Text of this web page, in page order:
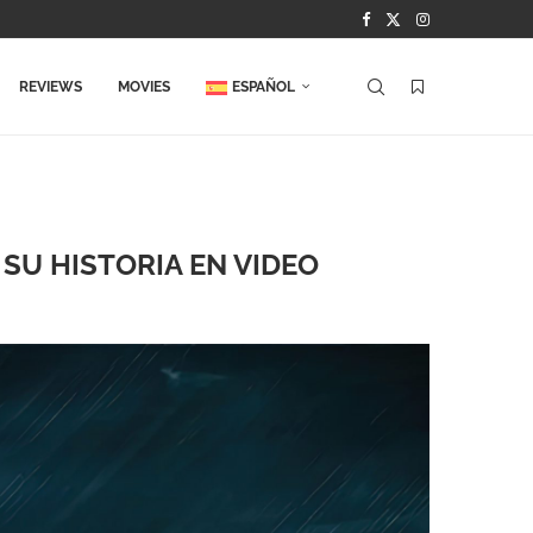
REVIEWS MOVIES ESPAÑOL
HISTORIA EN VIDEO